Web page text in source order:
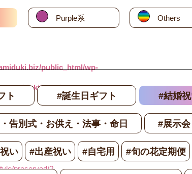
public_html/wp-
template_part/price-
preserved/?
Purple系 Others
ト #誕生日ギフト #結婚
告別式・お供え・法事・命日 #展示
い #出産祝い #自宅用 #旬の花定期便